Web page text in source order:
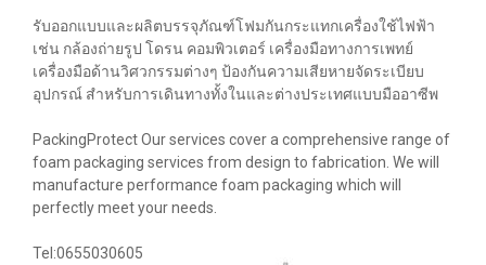
รับออกแบบและผลิตบรรจุภัณฑ์โฟมกันกระแทกเครื่องใช้ไฟฟ้า
เช่น กล้องถ่ายรูป โดรน คอมพิวเตอร์ เครื่องมือทางการเพทย์
เครื่องมือด้านวิศวกรรมต่างๆ ป้องกันความเสียหายจัดระเบียบ
อุปกรณ์ สำหรับการเดินทางทั้งในและต่างประเทศแบบมืออาซีพ
PackingProtect Our services cover a comprehensive range of
foam packaging services from design to fabrication. We will
manufacture performance foam packaging which will
perfectly meet your needs.
Tel:0655030605